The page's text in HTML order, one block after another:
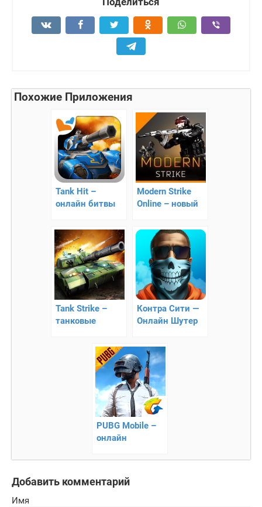
Похожие Приложения
Tank Hit –
онлайн битвы
Modern Strike
Online – новый
шутер!
Tank Strike –
танковые
Контра Сити —
Онлайн Шутер
PUBG Mobile –
онлайн
острове
Добавить комментарий
Имя